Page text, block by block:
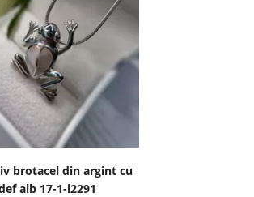
brotacel din argint cu
alb 17-1-i2291